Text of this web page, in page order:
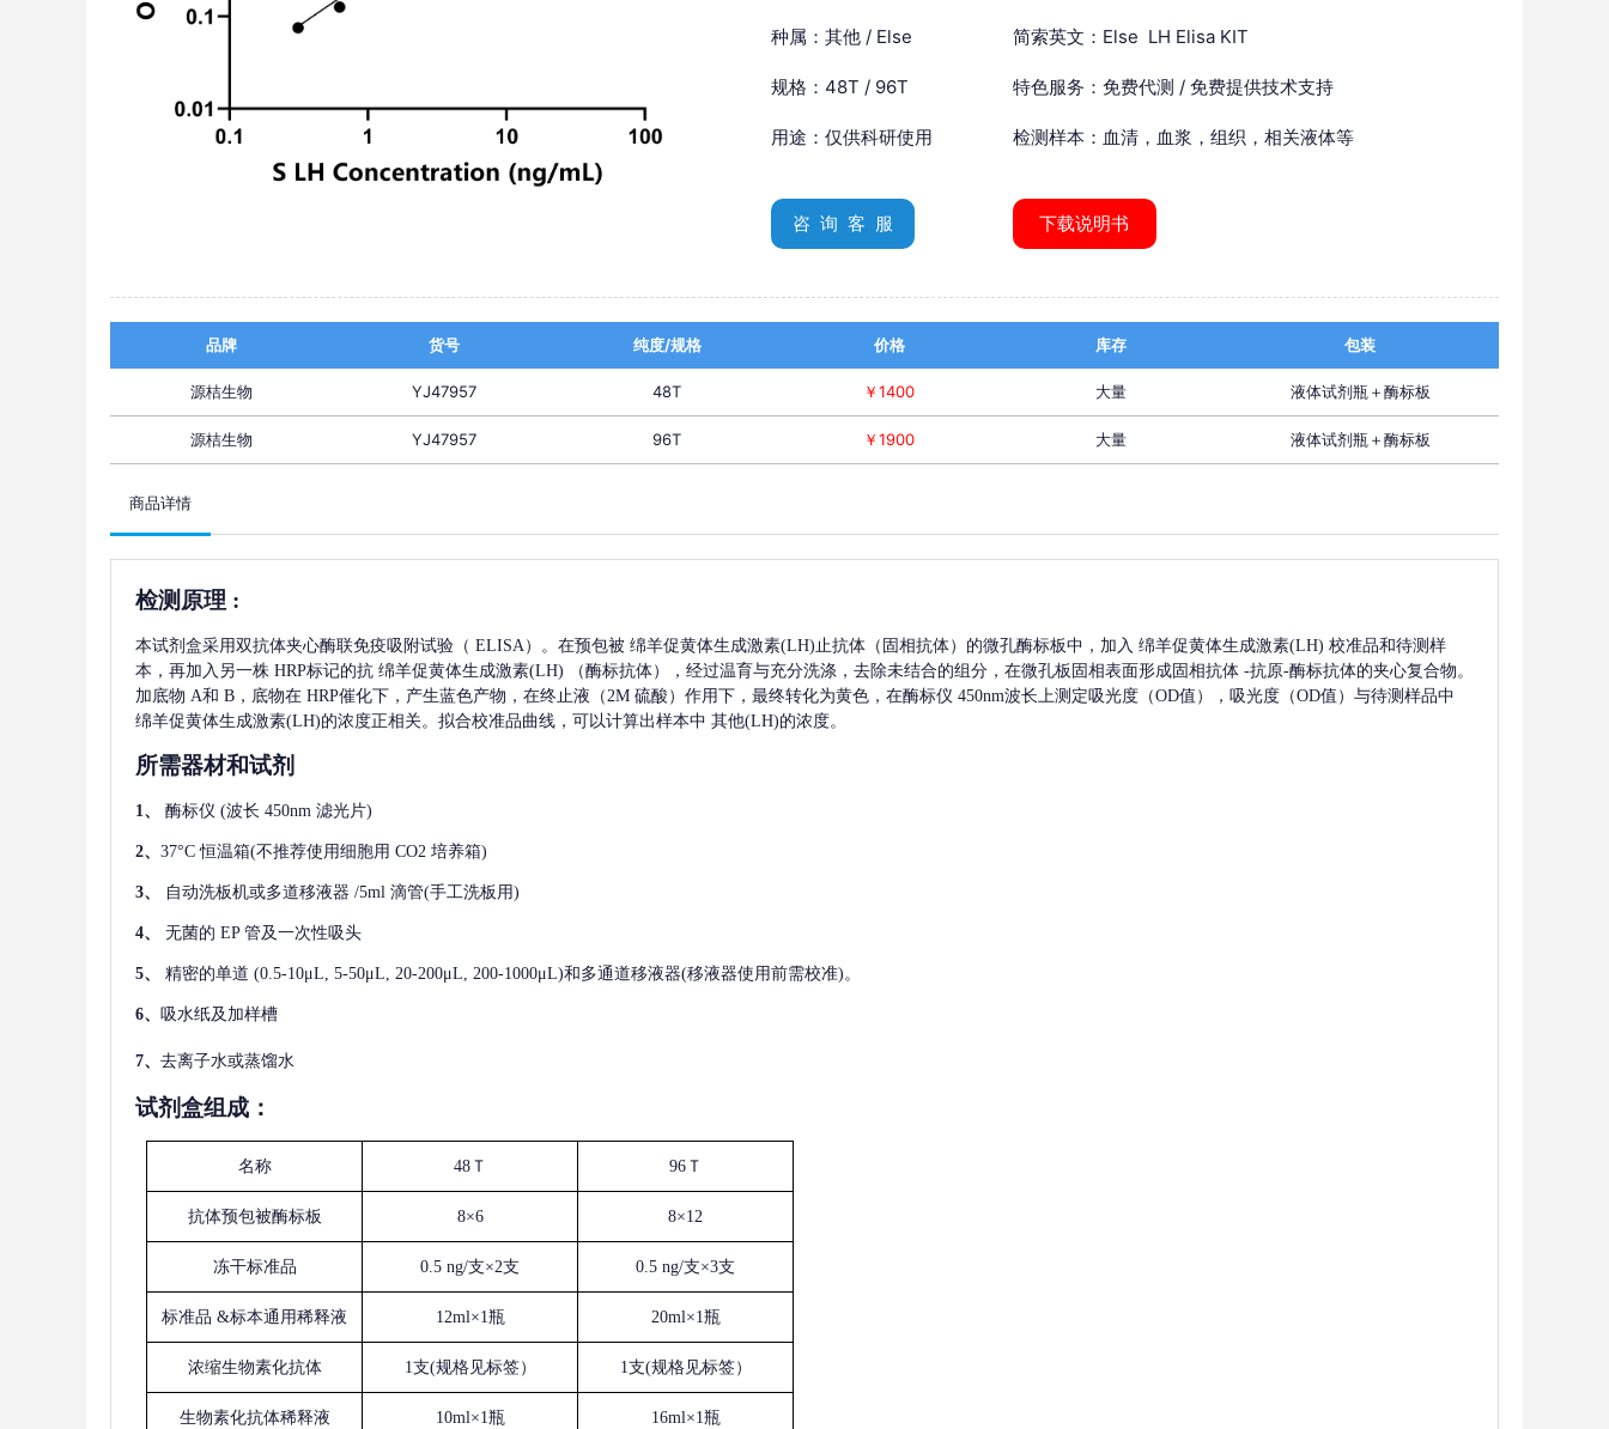
种属：其他 / Else 简索英文：Else LH Elisa KIT
规格：48T / 96T 特色服务：免费代测 / 免费提供技术支持
用途：仅供科研使用 检测样本：血清，血浆，组织，相关液体等
咨 询 客 服 下载说明书
品牌 货号 纯度/规格 价格 库存 包装
源桔生物 YJ47957 48T ￥1400 大量 液体试剂瓶＋酶标板
源桔生物 YJ47957 96T ￥1900 大量 液体试剂瓶＋酶标板
商品详情
检测原理 :
本试剂盒采用双抗体夹心酶联免疫吸附试验（ ELISA）。在预包被 绵羊促黄体生成激素(LH)止抗体（固相抗体）的微孔酶标板中，加入 绵羊促黄体生成激素(LH) 校准品和待测样
本，再加入另一株 HRP标记的抗 绵羊促黄体生成激素(LH) （酶标抗体），经过温育与充分洗涤，去除未结合的组分，在微孔板固相表面形成固相抗体 -抗原-酶标抗体的夹心复合物。
加底物 A和 B，底物在 HRP催化下，产生蓝色产物，在终止液（2M 硫酸）作用下，最终转化为黄色，在酶标仪 450nm波长上测定吸光度（OD值），吸光度（OD值）与待测样品中
绵羊促黄体生成激素(LH)的浓度正相关。拟合校准品曲线，可以计算出样本中 其他(LH)的浓度。
所需器材和试剂
1、 酶标仪 (波长 450nm 滤光片)
2、 37°C 恒温箱(不推荐使用细胞用 CO2 培养箱)
3、 自动洗板机或多道移液器 /5ml 滴管(手工洗板用)
4、 无菌的 EP 管及一次性吸头
5、 精密的单道 (0.5-10μL, 5-50μL, 20-200μL, 200-1000μL)和多通道移液器(移液器使用前需校准)。
6、 吸水纸及加样槽
7、 去离子水或蒸馏水
试剂盒组成：
名称 48Ｔ 96Ｔ
抗体预包被酶标板 8×6 8×12
冻干标准品 0.5 ng/支×2支 0.5 ng/支×3支
标准品 &标本通用稀释液 12ml×1瓶 20ml×1瓶
浓缩生物素化抗体 1支(规格见标签） 1支(规格见标签）
生物素化抗体稀释液 10ml×1瓶 16ml×1瓶